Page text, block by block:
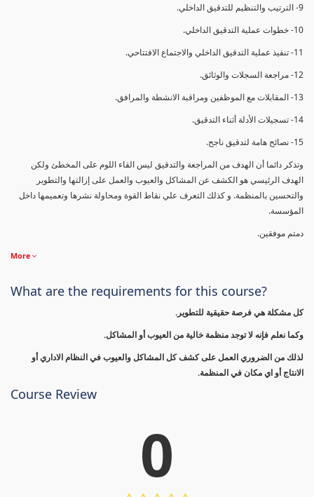
9- الترتيب والتنظيم للتدقيق الداخلي.
10- خطوات عملية التدقيق الداخلي.
11- تنفيذ عملية التدقيق الداخلي والاجتماع الافتتاحي.
12- مراجعة السجلات والوثائق.
13- المقابلات مع الموظفين ومراقبة الانشطة والمرافق.
14- تسجيلات الأدلة أثناء التدقيق.
15- نصائح هامة لتدقيق ناجح.
وتذكر دائما أن الهدف من المراجعة والتدقيق ليس القاء اللوم على المخطئ ولكن
الهدف الرئيسي هو الكشف عن المشاكل والعيوب والعمل على إزالتها والتطوير
والتحسين بالمنظمة. و كذلك التعرف علي نقاط القوة ومحاولة نشرها وتعميمها داخل
المؤسسة.
دمتم موفقين.
More
What are the requirements for this course?
كل مشكلة هي فرصة حقيقية للتطوير.
وكما نعلم فإنه لا توجد منظمة خالية من العيوب أو المشاكل.
لذلك من الضروري العمل على كشف كل المشاكل والعيوب في النظام الاداري أو
الانتاج أو اي مكان في المنظمة.
Course Review
0